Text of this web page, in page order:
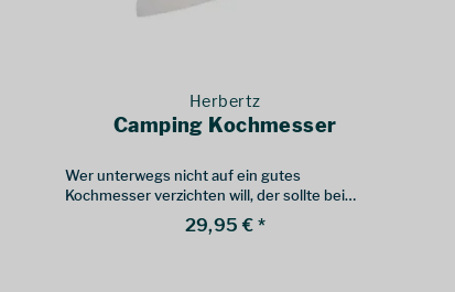
Herbertz
Camping Kochmesser
Wer unterwegs nicht auf ein gutes
Kochmesser verzichten will, der sollte bei
diesem Modell zugreifen
29,95 € *